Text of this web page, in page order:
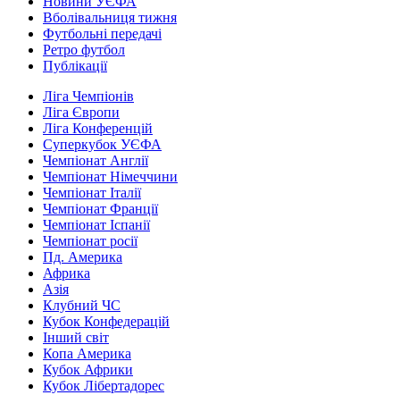
Вболівальниця тижня
Футбольні передачі
Ретро футбол
Публікації
Ліга Чемпіонів
Ліга Європи
Ліга Конференцій
Суперкубок УЄФА
Чемпіонат Англії
Чемпіонат Німеччини
Чемпіонат Італії
Чемпіонат Франції
Чемпіонат Іспанії
Чемпіонат росії
Пд. Америка
Африка
Азія
Клубний ЧС
Кубок Конфедерацій
Інший світ
Копа Америка
Кубок Африки
Кубок Лібертадорес